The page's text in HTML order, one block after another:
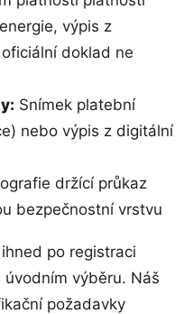
výpis z
doklad ne
Snímek platební
nebo výpis z digitální
držící průkaz
bezpečnostní vrstvu
po registraci
výběru. Náš
požadavky